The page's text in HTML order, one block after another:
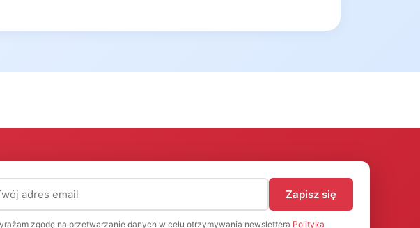
email (wymagany)
Zapisz się
zgodę na przetwarzanie danych w celu otrzymywania newslettera Polityka